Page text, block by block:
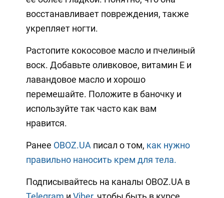
восстанавливает повреждения, также
укрепляет ногти.
Растопите кокосовое масло и пчелиный
воск. Добавьте оливковое, витамин Е и
лавандовое масло и хорошо
перемешайте. Положите в баночку и
используйте так часто как вам
нравится.
Ранее OBOZ.UA писал о том, как нужно
правильно наносить крем для тела.
Подписывайтесь на каналы OBOZ.UA в